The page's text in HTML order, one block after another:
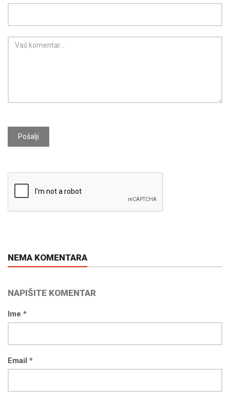
Pošalji
NEMA KOMENTARA
NAPIŠITE KOMENTAR
Ime *
Email *